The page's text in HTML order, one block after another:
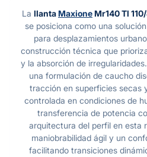
La llantaMaxioneMr140 Tl
se posiciona como una
para desplazamientos
construcción técnica que
y la absorción de
una formulación de caucho
tracción en superficies secas
controlada en condiciones de
transferencia de potencia
arquitectura del perfil en esta
maniobrabilidad ágil y un
facilitando transiciones